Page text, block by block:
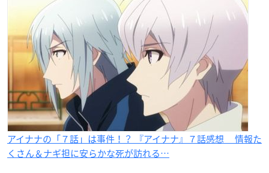
アイナナの「７話」は事件！？ 『アイナナ』７話感想 情報た
くさん＆ナギ担に安らかな死が訪れる…